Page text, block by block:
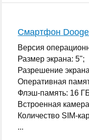
Смартфон
Версия
Размер экрана: 5";
Разрешение
Оперативная
Флэш-память: 16
Встроенная
Количество SIM-
...